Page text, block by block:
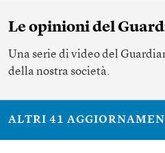
Le opinioni del
Una serie di video del
della nostra società.
ALTRI 41